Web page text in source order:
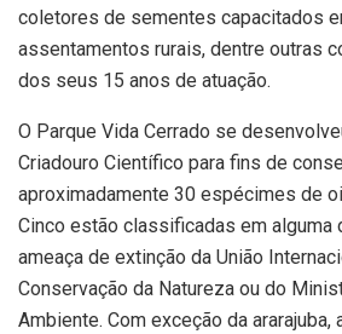
coletores de sementes capacitados
assentamentos rurais, dentre outras
dos seus 15 anos de atuação.
O Parque Vida Cerrado se
Criadouro Científico para fins de
aproximadamente 30 espécimes de
Cinco estão classificadas em alguma
ameaça de extinção da União
Conservação da Natureza ou do
Ambiente. Com exceção da